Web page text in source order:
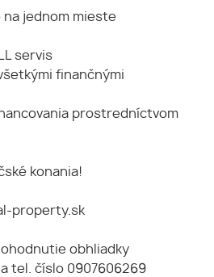
na jednom mieste
servis
finančnými
prostredníctvom
konania!
property.sk
obhliadky
tel. číslo 0907606269